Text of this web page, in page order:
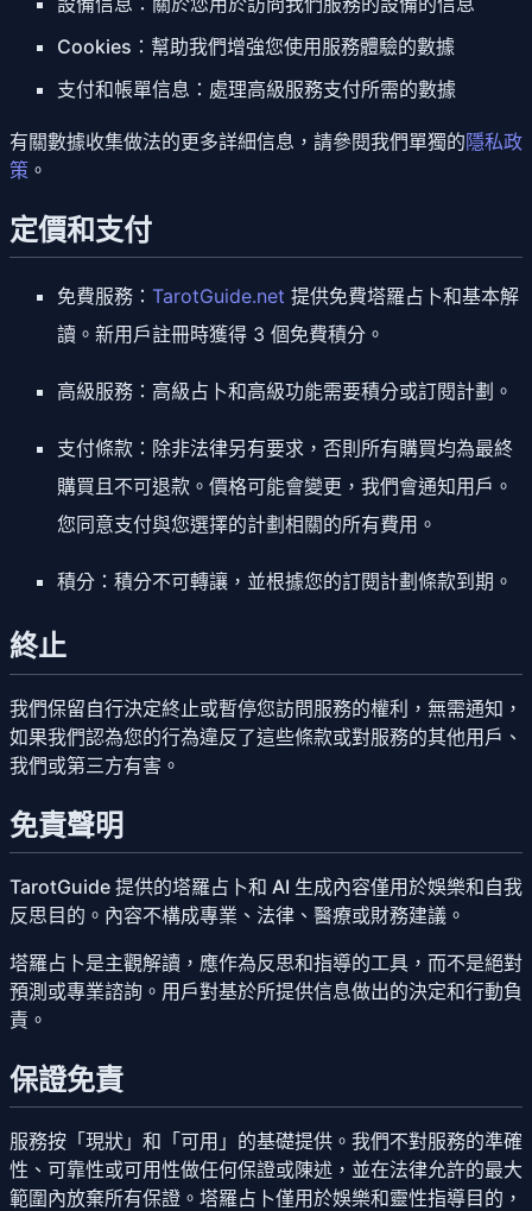
Cookies ：幫助我們增強您使用服務體驗的數據
支付和帳單信息 ：處理高級服務支付所需的數據
有關數據收集做法的更多詳細信息，請參閱我們單獨的隱私政
策 。
定價和支付
免費服務 ： TarotGuide.net 提供免費塔羅占卜和基本解
讀。新用戶註冊時獲得 3 個免費積分。
高級服務 ：高級占卜和高級功能需要積分或訂閱計劃。
支付條款 ：除非法律另有要求，否則所有購買均為最終
購買且不可退款。價格可能會變更，我們會通知用戶。
您同意支付與您選擇的計劃相關的所有費用。
積分 ：積分不可轉讓，並根據您的訂閱計劃條款到期。
終止
我們保留自行決定終止或暫停您訪問服務的權利，無需通知，
如果我們認為您的行為違反了這些條款或對服務的其他用戶、
我們或第三方有害。
免責聲明
TarotGuide 提供的塔羅占卜和 AI 生成內容僅用於娛樂和自我
反思目的。內容不構成專業、法律、醫療或財務建議。
塔羅占卜是主觀解讀，應作為反思和指導的工具，而不是絕對
預測或專業諮詢。用戶對基於所提供信息做出的決定和行動負
責。
保證免責
服務按「現狀」和「可用」的基礎提供。我們不對服務的準確
性、可靠性或可用性做任何保證或陳述，並在法律允許的最大
範圍內放棄所有保證。塔羅占卜僅用於娛樂和靈性指導目的，